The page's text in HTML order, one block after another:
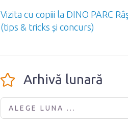
Vizita cu copiii la DINO PARC
(tips & tricks și concurs)
Arhivă lunară
ALEGE LUNA ...